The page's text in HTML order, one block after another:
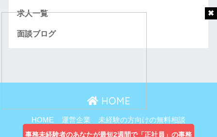
求人一覧
面談ブログ
HOME
HOME 運営企業
未経験の方向けの無料相談
主婦向け無料相談
事務未経験者のあなたが最短2週間で「正社員」の事務